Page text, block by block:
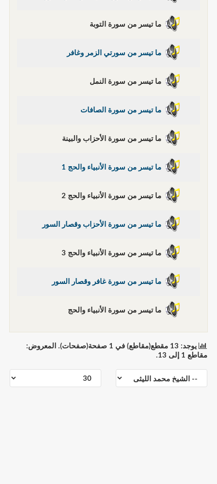
ما تيسر من سورة التوبة
ما تيسر من سورتي الزمر وغافر
ما تيسر من سورة النمل
ما تيسر من سورة الصافات
ما تيسر من سورة الأحزاب والبينة
ما تيسر من سورة الأنبياء والحج 1
ما تيسر من سورة الأنبياء والحج 2
ما تيسر من سورة الأحزاب وقصار السور
ما تيسر من سورة الأنبياء والحج 3
ما تيسر من سورة غافر وقصار السور
ما تيسر من سورة الأنبياء والحج
يوجد: 13 مقطع(مقاطع) في 1 صفحة(صفحات). المعروض:
مقاطع 1 إلى 13.